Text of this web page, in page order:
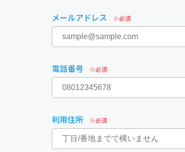
メールアドレス
電話番号
利用住所